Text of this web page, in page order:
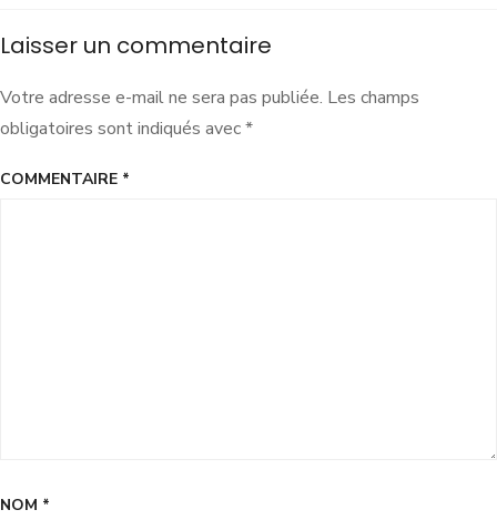
Laisser un commentaire
Votre adresse e-mail ne sera pas publiée. Les champs
obligatoires sont indiqués avec*
COMMENTAIRE *
NOM *